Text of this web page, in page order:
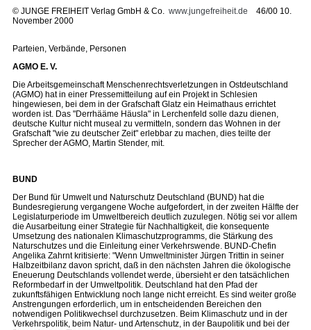
© JUNGE FREIHEIT Verlag GmbH & Co. www.jungefreiheit.de 46/00 10.
November 2000
Parteien, Verbände, Personen
AGMO E. V.
Die Arbeitsgemeinschaft Menschenrechtsverletzungen in Ostdeutschland
(AGMO) hat in einer Pressemitteilung auf ein Projekt in Schlesien
hingewiesen, bei dem in der Grafschaft Glatz ein Heimathaus errichtet
worden ist. Das "Derrhääme Häusla" in Lerchenfeld solle dazu dienen,
deutsche Kultur nicht museal zu vermitteln, sondern das Wohnen in der
Grafschaft "wie zu deutscher Zeit" erlebbar zu machen, dies teilte der
Sprecher der AGMO, Martin Stender, mit.
BUND
Der Bund für Umwelt und Naturschutz Deutschland (BUND) hat die
Bundesregierung vergangene Woche aufgefordert, in der zweiten Hälfte der
Legislaturperiode im Umweltbereich deutlich zuzulegen. Nötig sei vor allem
die Ausarbeitung einer Strategie für Nachhaltigkeit, die konsequente
Umsetzung des nationalen Klimaschutzprogramms, die Stärkung des
Naturschutzes und die Einleitung einer Verkehrswende. BUND-Chefin
Angelika Zahrnt kritisierte: "Wenn Umweltminister Jürgen Trittin in seiner
Halbzeitbilanz davon spricht, daß in den nächsten Jahren die ökologische
Eneuerung Deutschlands vollendet werde, übersieht er den tatsächlichen
Reformbedarf in der Umweltpolitik. Deutschland hat den Pfad der
zukunftsfähigen Entwicklung noch lange nicht erreicht. Es sind weiter große
Anstrengungen erforderlich, um in entscheidenden Bereichen den
notwendigen Politikwechsel durchzusetzen. Beim Klimaschutz und in der
Verkehrspolitik, beim Natur- und Artenschutz, in der Baupolitik und bei der